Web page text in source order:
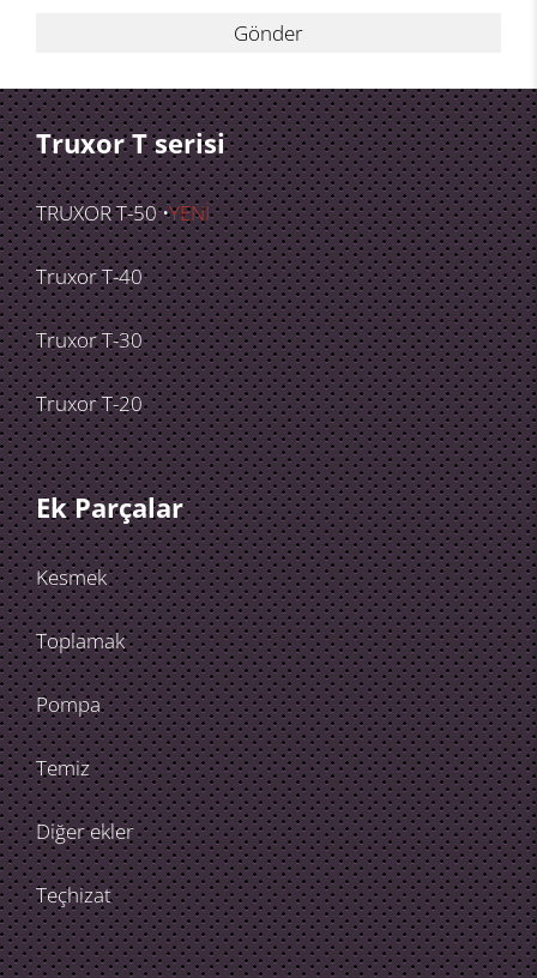
Gönder
Truxor T serisi
TRUXOR T-50 •YENİ
Truxor T-40
Truxor T-30
Truxor T-20
Ek Parçalar
Kesmek
Toplamak
Pompa
Temiz
Diğer ekler
Teçhizat